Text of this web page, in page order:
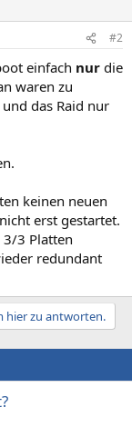
#2
einfach nur die
waren zu
das Raid nur
keinen neuen
erst gestartet.
3/3 Platten
redundant
hier zu antworten.